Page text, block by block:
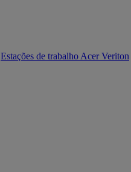
Estações de trabalho Acer Veriton